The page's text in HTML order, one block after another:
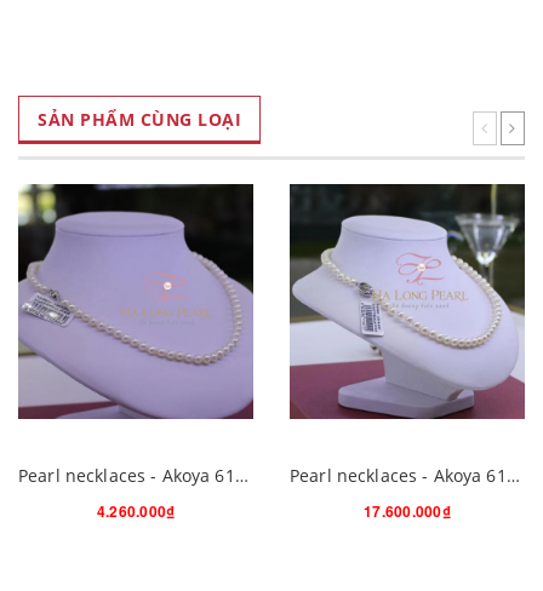
SẢN PHẨM CÙNG LOẠI
Pearl necklaces - Akoya 61A501S001
4.260.000₫
Pearl necklaces - Akoya 61A603S011
17.600.000₫